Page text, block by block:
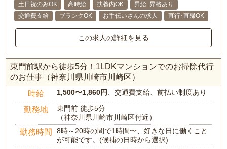
土日祝のみOK
高時給 扶養内OK
昇給･昇格あり
交通費支給
ブランクOK お手伝いさんの求人 直行･直帰OK
この求人の詳細を見る
東門前駅から徒歩5分！1LDKマンションでのお掃除代行
のお仕事（神奈川県川崎市川崎区）
時給 1,500〜1,860円、交通費支給、前払い制度あり
勤務地
東門前 徒歩5分
（神奈川県川崎市川崎区付近）
勤務時間
8時～20時の間で1時間〜、好きな日に働くこと
が可能です。(候補の日時から選択)